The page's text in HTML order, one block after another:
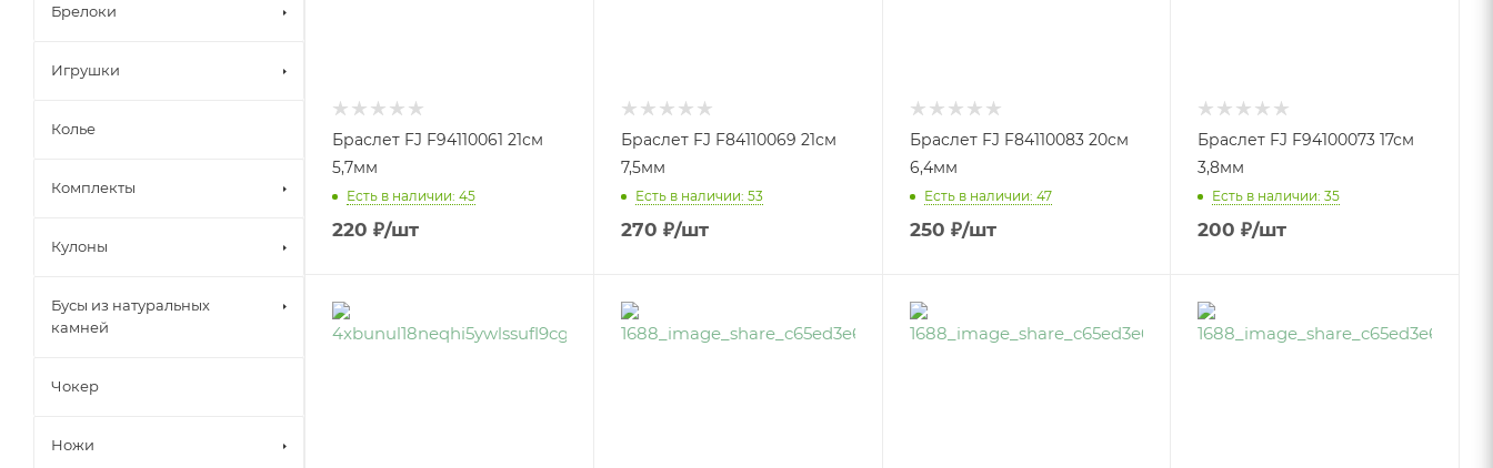
Браслет FJ F94110061 21см
5,7мм
Есть в наличии: 45
220 ₽/шт
Браслет FJ F84110069 21см
7,5мм
Есть в наличии: 53
270 ₽/шт
Браслет FJ F84110083 20см
6,4мм
Есть в наличии: 47
250 ₽/шт
Браслет FJ F94100073 17см
3,8мм
Есть в наличии: 35
200 ₽/шт
Брелоки
Игрушки
Колье
Комплекты
Кулоны
Бусы из натуральных
камней
Чокер
Ножи